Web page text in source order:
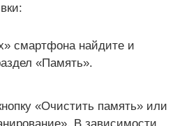
смартфона найдите и
«Память».
«Очистить память» или
В зависимости